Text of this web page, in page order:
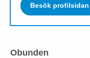
Obunden
Besök profilsidan